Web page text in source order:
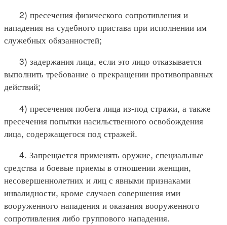
2) пресечения физического сопротивления и
нападения на судебного пристава при исполнении им
служебных обязанностей;
3) задержания лица, если это лицо отказывается
выполнить требование о прекращении противоправных
действий;
4) пресечения побега лица из-под стражи, а также
пресечения попытки насильственного освобождения
лица, содержащегося под стражей.
4. Запрещается применять оружие, специальные
средства и боевые приемы в отношении женщин,
несовершеннолетних и лиц с явными признаками
инвалидности, кроме случаев совершения ими
вооруженного нападения и оказания вооруженного
сопротивления либо группового нападения.